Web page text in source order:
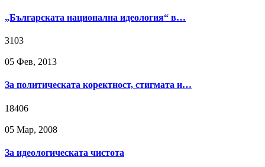
„Българската национална идеология“ в…
3103
05 Фев, 2013
За политическата коректност, стигмата и…
18406
05 Мар, 2008
За идеологическата чистота